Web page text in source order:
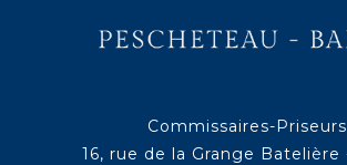
Commissaires-Priseurs
16, rue de la Grange Batelière